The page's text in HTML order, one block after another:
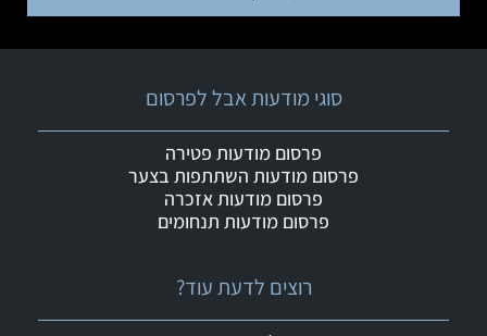
רוצים לדעת עוד?
סוגי מודעות אבל לפרסום
פרסום מודעות פטירה
פרסום מודעות השתתפות בצער
פרסום מודעות אזכרה
פרסום מודעות תנחומים